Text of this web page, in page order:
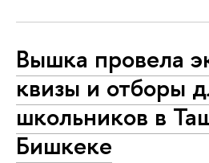
Вышка провела
квизы и отборы
школьников в
Бишкеке